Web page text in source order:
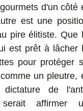
d'un côté
est une
pire élitiste. Que
est prêt à lâcher
pour protéger
un pleutre,
de
affirmer